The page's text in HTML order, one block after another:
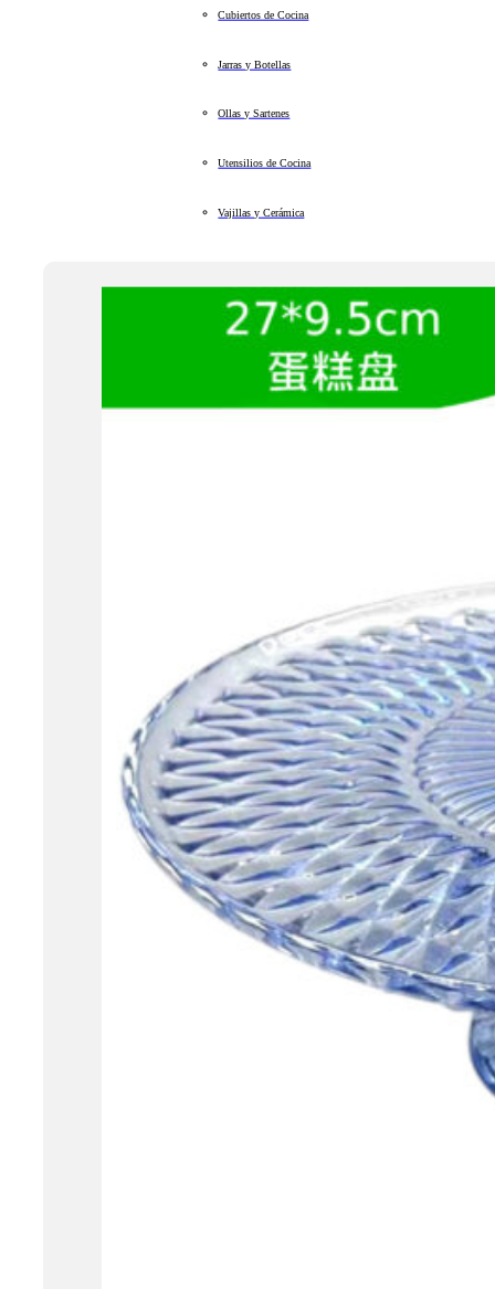
Cubiertos de Cocina
Jarras y Botellas
Ollas y Sartenes
Utensilios de Cocina
Vajillas y Cerámica